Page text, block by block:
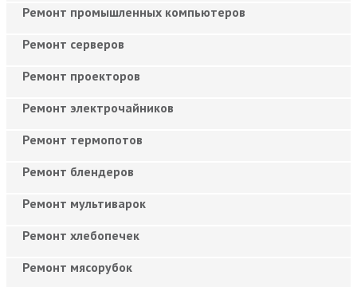
Ремонт промышленных компьютеров
Ремонт серверов
Ремонт проекторов
Ремонт электрочайников
Ремонт термопотов
Ремонт блендеров
Ремонт мультиварок
Ремонт хлебопечек
Ремонт мясорубок